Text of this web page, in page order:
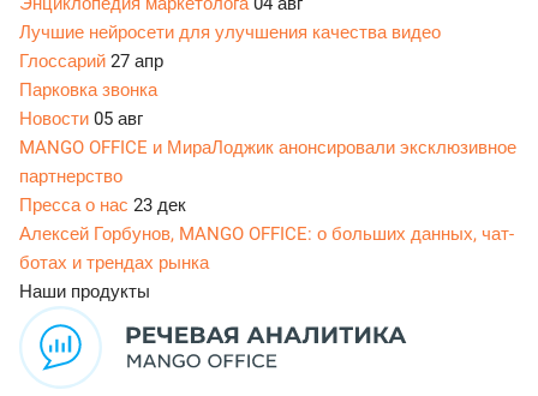
Лучшие нейросети для улучшения качества видео
Глоссарий 27 апр
Парковка звонка
Новости 05 авг
MANGO OFFICE и МираЛоджик анонсировали эксклюзивное
партнерство
Пресса о нас 23 дек
Алексей Горбунов, MANGO OFFICE: о больших данных, чат-
ботах и трендах рынка
Наши продукты